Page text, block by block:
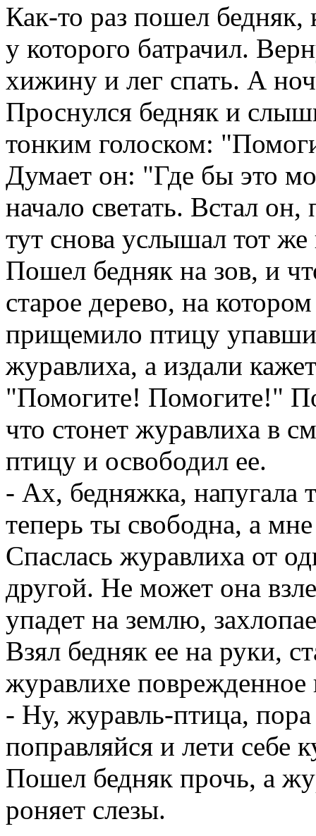
Как-то раз пошел бедняк,
у которого батрачил.
хижину и лег спать. А
Проснулся бедняк и
тонким голоском:
Думает он: "Где бы это
начало светать. Встал
тут снова услышал тот
Пошел бедняк на зов, и
старое дерево, на
прищемило птицу
журавлиха, а издали
"Помогите! Помогите!"
что стонет журавлиха в
птицу и освободил ее.
- Ах, бедняжка,
теперь ты свободна, а
Спаслась журавлиха от
другой. Не может она
упадет на землю,
Взял бедняк ее на руки,
журавлихе
- Ну, журавль-птица,
поправляйся и лети себе
Пошел бедняк прочь, а
роняет слезы.